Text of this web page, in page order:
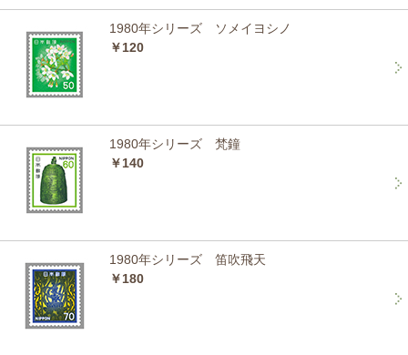
1980年シリーズ ソメイヨシノ
￥120
1980年シリーズ 梵鐘
￥140
1980年シリーズ 笛吹飛天
￥180